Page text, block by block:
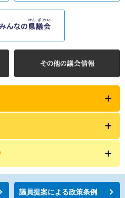
議員提案による政策条例